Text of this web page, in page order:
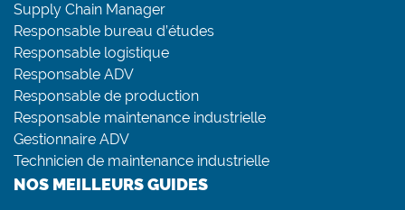
Supply Chain Manager
Responsable bureau d’études
Responsable logistique
Responsable ADV
Responsable de production
Responsable maintenance industrielle
Gestionnaire ADV
Technicien de maintenance industrielle
NOS MEILLEURS GUIDES